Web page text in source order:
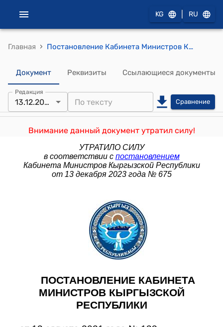
KG RU
Главная › Постановление Кабинета Министров КР от 13 августа 2021 года № 133 "О внесении изменений в постановление Правительства Кыргызской Республики "О вопросах Министерства юстиции Кыргызской Республики" от 5 марта 2021 года № 78"
Документ Реквизиты Ссылающиеся документы
Редакция
13.12.2023 Сравнение
Внимание данный документ утратил силу!